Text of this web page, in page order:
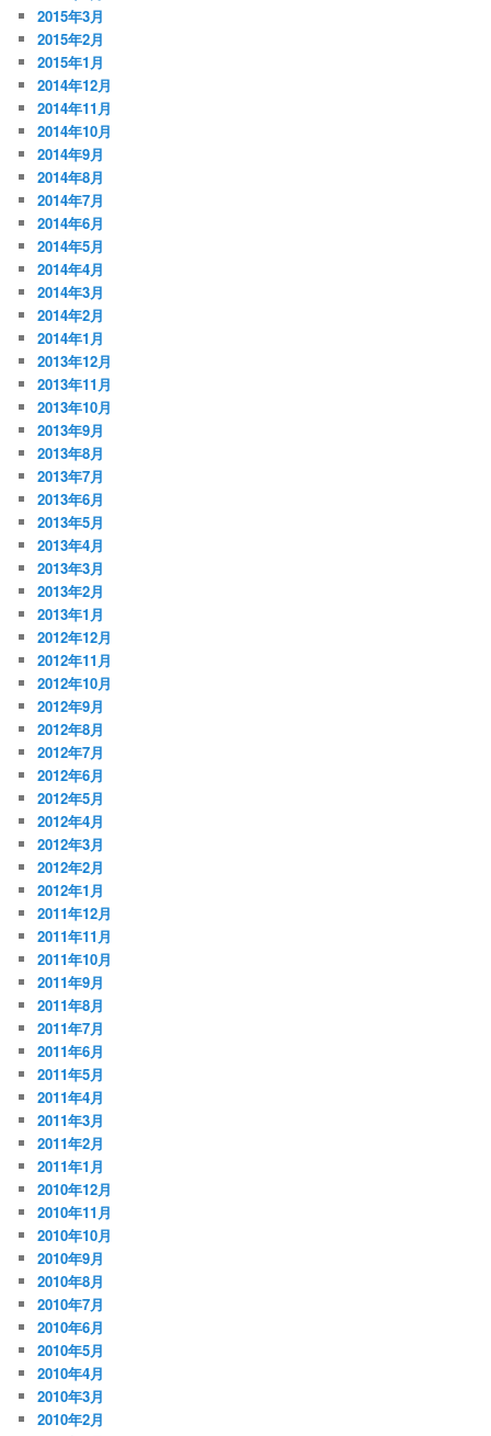
2015年3月
2015年2月
2015年1月
2014年12月
2014年11月
2014年10月
2014年9月
2014年8月
2014年7月
2014年6月
2014年5月
2014年4月
2014年3月
2014年2月
2014年1月
2013年12月
2013年11月
2013年10月
2013年9月
2013年8月
2013年7月
2013年6月
2013年5月
2013年4月
2013年3月
2013年2月
2013年1月
2012年12月
2012年11月
2012年10月
2012年9月
2012年8月
2012年7月
2012年6月
2012年5月
2012年4月
2012年3月
2012年2月
2012年1月
2011年12月
2011年11月
2011年10月
2011年9月
2011年8月
2011年7月
2011年6月
2011年5月
2011年4月
2011年3月
2011年2月
2011年1月
2010年12月
2010年11月
2010年10月
2010年9月
2010年8月
2010年7月
2010年6月
2010年5月
2010年4月
2010年3月
2010年2月